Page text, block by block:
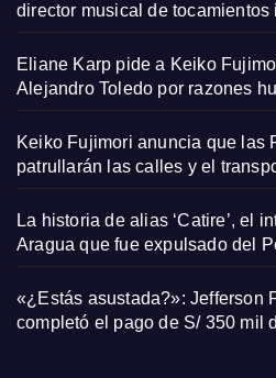
director musical de tocamientos
Eliane Karp pide a Keiko
Alejandro Toledo por razones
Keiko Fujimori anuncia que las
patrullarán las calles y el
La historia de alias ‘Catire’, el
Aragua que fue expulsado del
«¿Estás asustada?»: Jefferson
completó el pago de S/ 350 mil